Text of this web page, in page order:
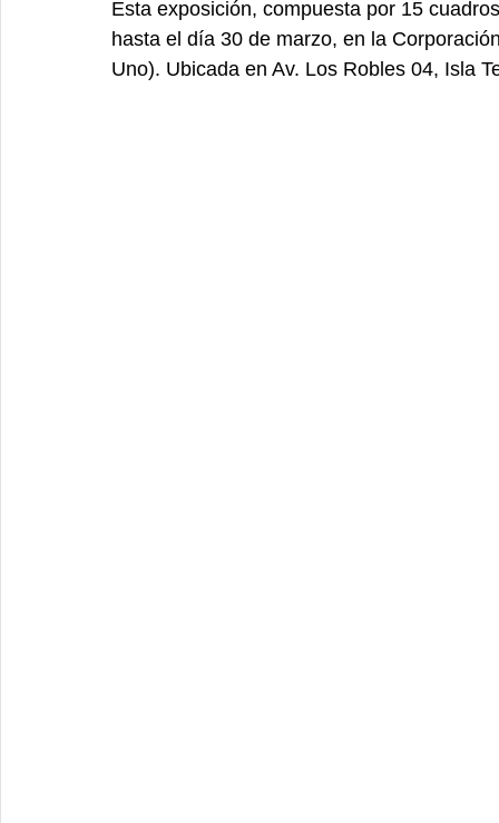
Esta exposición, compuesta por 15
hasta el día 30 de marzo, en la
Uno). Ubicada en Av. Los Robles 04, Isla